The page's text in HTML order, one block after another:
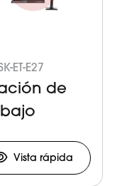
ET-E27
de
Vista rápida